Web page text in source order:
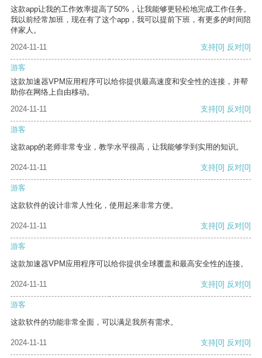
这款app让我的工作效率提高了50%，让我能够更轻松地完成工作任务。
我以前经常加班，现在有了这个app，我可以提前下班，有更多的时间陪
伴家人。
2024-11-11
支持[0] 反对[0]
游客
这款加速器VPM应用程序可以给你提供最高速度和安全性的连接，并帮
助你在网络上自由移动。
2024-11-11
支持[0] 反对[0]
游客
这款app的老师非常专业，教学水平很高，让我能够学到实用的知识。
2024-11-11 支持[0] 反对[0]
游客
这款软件的设计非常人性化，使用起来非常方便。
2024-11-11 支持[0] 反对[0]
游客
这款加速器VPM应用程序可以给你提供全球覆盖和最高安全性的连接。
2024-11-11 支持[0] 反对[0]
游客
这款软件的功能非常全面，可以满足我所有需求。
2024-11-11 支持[0] 反对[0]